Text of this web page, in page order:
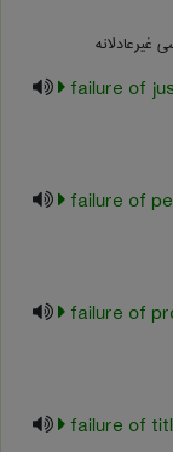
failure of
failure of
failure of
failure of